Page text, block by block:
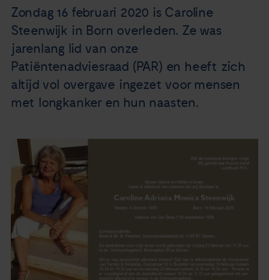
Nieuws
Agenda
Over ons
Contact
Zondag 16 februari 2020 is Caroline
Steenwijk in Born overleden. Ze was
jarenlang lid van onze
Patiëntenadviesraad (PAR) en heeft zich
altijd vol overgave ingezet voor mensen
met longkanker en hun naasten.